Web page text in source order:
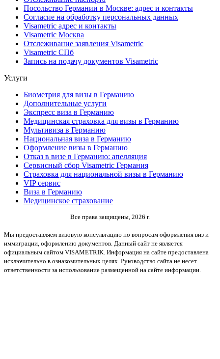
Посольство Германии в Москве: адрес и контакты
Согласие на обработку персональных данных
Visametric адрес и контакты
Visametric Москва
Отслеживание заявления Visametric
Visametric СПб
Запись на подачу документов Visametric
Услуги
Биометрия для визы в Германию
Дополнительные услуги
Экспресс виза в Германию
Медицинская страховка для визы в Германию
Мультивиза в Германию
Национальная виза в Германию
Оформление визы в Германию
Отказ в визе в Германию: апелляция
Сервисный сбор Visametric Германия
Страховка для национальной визы в Германию
VIP сервис
Виза в Германию
Медицинское страхование
Все права защищены, 2026 г.
Мы предоставляем визовую консультацию по вопросам оформления виз и
иммиграции, оформлению документов. Данный сайт не является
официальным сайтом VISAMETRIK. Информация на сайте предоставлена
исключительно в ознакомительных целях. Руководство сайта не несет
ответственности за использование размещенной на сайте информации.